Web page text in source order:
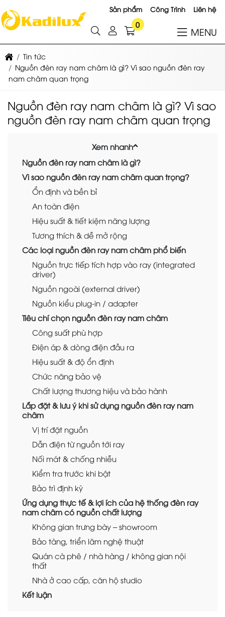
Sản phẩm Công Trình Liên hệ
0
MENU
Tin tức
Nguồn đèn ray nam châm là gì? Vì sao nguồn đèn ray
nam châm quan trọng
Nguồn đèn ray nam châm là gì? Vì sao
nguồn đèn ray nam châm quan trọng
Xem nhanh
Nguồn đèn ray nam châm là gì?
Vì sao nguồn đèn ray nam châm quan trọng?
Ổn định và bền bỉ
An toàn điện
Hiệu suất & tiết kiệm năng lượng
Tương thích & dễ mở rộng
Các loại nguồn đèn ray nam châm phổ biến
Nguồn trực tiếp tích hợp vào ray (integrated
driver)
Nguồn ngoài (external driver)
Nguồn kiểu plug-in / adapter
Tiêu chí chọn nguồn đèn ray nam châm
Công suất phù hợp
Điện áp & dòng điện đầu ra
Hiệu suất & độ ổn định
Chức năng bảo vệ
Chất lượng thương hiệu và bảo hành
Lắp đặt & lưu ý khi sử dụng nguồn đèn ray nam
châm
Vị trí đặt nguồn
Dẫn điện từ nguồn tới ray
Nối mát & chống nhiễu
Kiểm tra trước khi bật
Bảo trì định kỳ
Ứng dụng thực tế & lợi ích của hệ thống đèn ray
nam châm có nguồn chất lượng
Không gian trưng bày – showroom
Bảo tàng, triển lãm nghệ thuật
Quán cà phê / nhà hàng / không gian nội
thất
Nhà ở cao cấp, căn hộ studio
Kết luận